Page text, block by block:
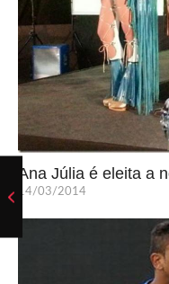
Ana Júlia é eleita a
14/03/2014